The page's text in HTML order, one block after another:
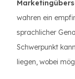
wahren ein
sprachlicher
Schwerpunkt
liegen, wobei